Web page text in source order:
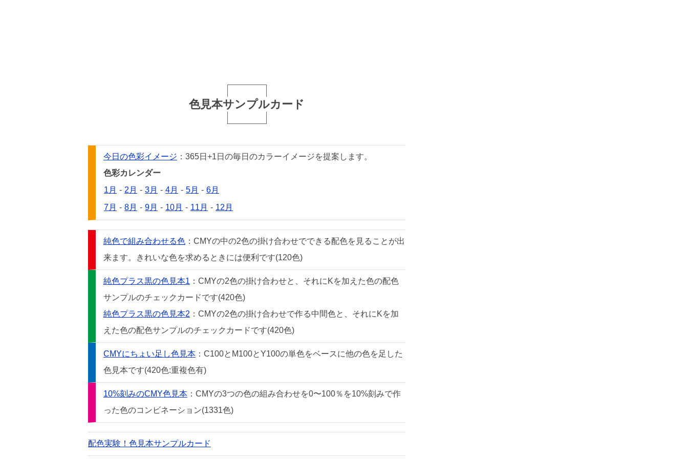
色見本サンプルカード
今日の色彩イメージ ：365日+1日の毎日のカラーイメージを提案します。
色彩カレンダー
1月 - 2月 - 3月 - 4月 - 5月 - 6月
7月 - 8月 - 9月 - 10月 - 11月 - 12月
純色で組み合わせる色 ：CMYの中の2色の掛け合わせでできる配色を見ることが出
来ます。きれいな色を求めるときには便利です(120色)
純色プラス黒の色見本1 ：CMYの2色の掛け合わせと、それにKを加えた色の配色
サンプルのチェックカードです(420色)
純色プラス黒の色見本2 ：CMYの2色の掛け合わせで作る中間色と、それにKを加
えた色の配色サンプルのチェックカードです(420色)
CMYにちょい足し色見本 ：C100とM100とY100の単色をベースに他の色を足した
色見本です(420色:重複色有)
10%刻みのCMY色見本 ：CMYの3つの色の組み合わせを0〜100％を10%刻みで作
った色のコンビネーション(1331色)
配色実験！色見本サンプルカード